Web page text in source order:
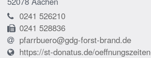
0241 526210
0241 528836
pfarrbuero@gdg-forst-brand.de
https://st-donatus.de/